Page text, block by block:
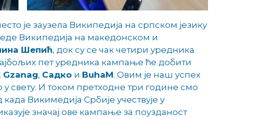
је заузела Википедија на српском језику
Википедија на македонском и
Шепић, док су се чак четири уредника
пет уредника кампање ће добити
, Gzanag, Садко и BuhaM. Овим је наш успех
свету. И током претходне три године смо
Викимедија Србије учествује у
значај ове кампање за поузданост